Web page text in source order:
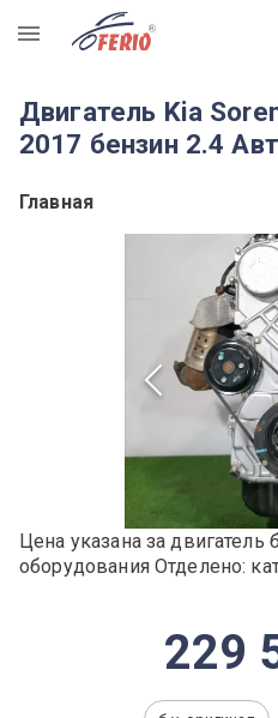
R
Двигатель Kia
2017 бензин 2.4
Главная
Цена указана за двигатель
оборудования Отделено:
229